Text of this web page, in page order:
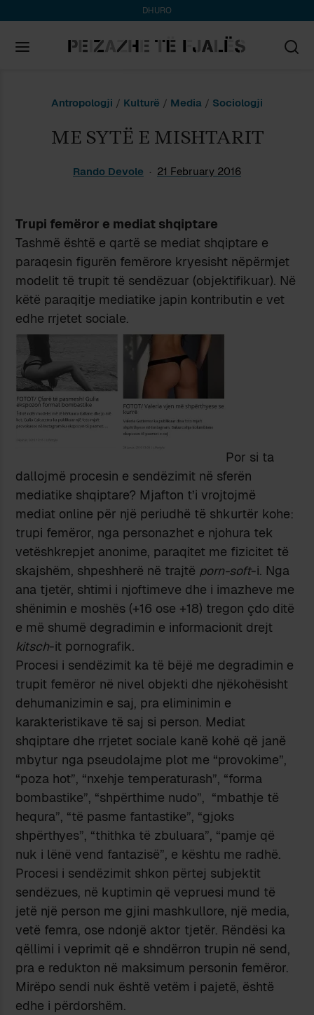
DHURO
SearchAntropologji / Kulturë / Media / Sociologji
ME SYTË E MISHTARIT
Rando Devole 21 February 2016
Trupi femëror e mediat shqiptare
Tashmë është e qartë se mediat shqiptare e
paraqesin figurën femërore kryesisht nëpërmjet
modelit të trupit të sendëzuar (objektifikuar). Në
këtë paraqitje mediatike japin kontributin e vet
edhe rrjetet sociale.
Por si ta
dallojmë procesin e sendëzimit në sferën
mediatike shqiptare? Mjafton t’i vrojtojmë
mediat online për një periudhë të shkurtër kohe:
trupi femëror, nga personazhet e njohura tek
vetëshkrepjet anonime, paraqitet me fizicitet të
skajshëm, shpeshherë në trajtë porn-soft-i. Nga
ana tjetër, shtimi i njoftimeve dhe i imazheve me
shënimin e moshës (+16 ose +18) tregon çdo ditë
e më shumë degradimin e informacionit drejt
kitsch-it pornografik.
Procesi i sendëzimit ka të bëjë me degradimin e
trupit femëror në nivel objekti dhe njëkohësisht
dehumanizimin e saj, pra eliminimin e
karakteristikave të saj si person. Mediat
shqiptare dhe rrjetet sociale kanë kohë që janë
mbytur nga pseudolajme plot me “provokime”,
“poza hot”, “nxehje temperaturash”, “forma
bombastike”, “shpërthime nudo”, “mbathje të
hequra”, “të pasme fantastike”, “gjoks
shpërthyes”, “thithka të zbuluara”, “pamje që
nuk i lënë vend fantazisë”, e kështu me radhë.
Procesi i sendëzimit shkon përtej subjektit
sendëzues, në kuptimin që vepruesi mund të
jetë një person me gjini mashkullore, një media,
vetë femra, ose ndonjë aktor tjetër. Rëndësi ka
qëllimi i veprimit që e shndërron trupin në send,
pra e redukton në maksimum personin femëror.
Mirëpo sendi nuk është vetëm i pajetë, është
edhe i përdorshëm.